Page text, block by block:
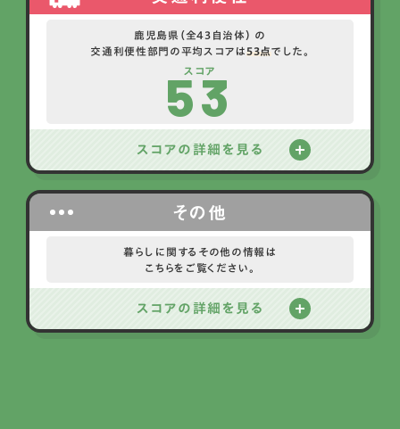
鹿児島県（全43自治体） の
交通利便性部門の平均スコアは 53点でした。
スコア
53
スコアの詳細を見る
その他
暮らしに関するその他の情報は
こちらをご覧ください。
スコアの詳細を見る